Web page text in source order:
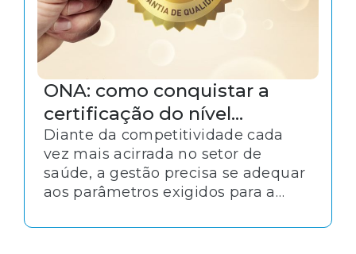
ONA: como conquistar a
certificação do nível
máximo de acreditação
Diante da competitividade cada
vez mais acirrada no setor de
saúde, a gestão precisa se adequar
aos parâmetros exigidos para a
certificação ONA. Afinal, é por meio